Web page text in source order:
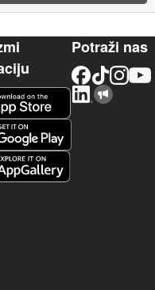
Potraži nas